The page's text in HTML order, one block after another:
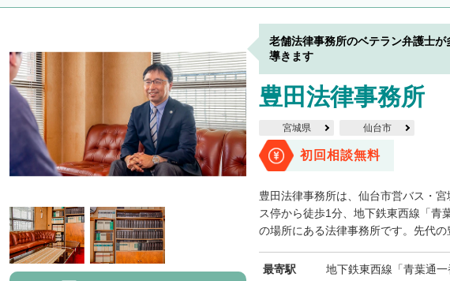
老舗法律事務所のベテラン弁護士が
導きます
豊田法律事務所
宮城県 仙台市
初回相談無料
豊田法律事務所は、仙台市営バス・
ス停から徒歩1分、地下鉄東西線「青
の場所にある法律事務所です。先代の
最寄駅 地下鉄東西線「青葉通